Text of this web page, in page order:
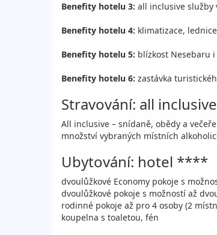
Benefity hotelu 3: all inclusive služby
Benefity hotelu 4: klimatizace,
Benefity hotelu 5: blízkost Nesebaru
Benefity hotelu 6: zastávka
Stravování: all inclusive
All inclusive – snídaně, obědy a
množství vybraných místních
Ubytování: hotel ****
dvoulůžkové Economy pokoje s
dvoulůžkové pokoje s možností až
rodinné pokoje až pro 4 osoby (2
koupelna s toaletou, fén